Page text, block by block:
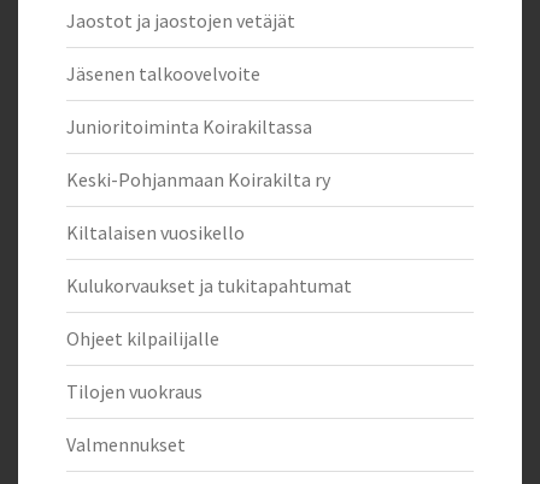
Jaostot ja jaostojen vetäjät
Jäsenen talkoovelvoite
Junioritoiminta Koirakiltassa
Keski-Pohjanmaan Koirakilta ry
Kiltalaisen vuosikello
Kulukorvaukset ja tukitapahtumat
Ohjeet kilpailijalle
Tilojen vuokraus
Valmennukset